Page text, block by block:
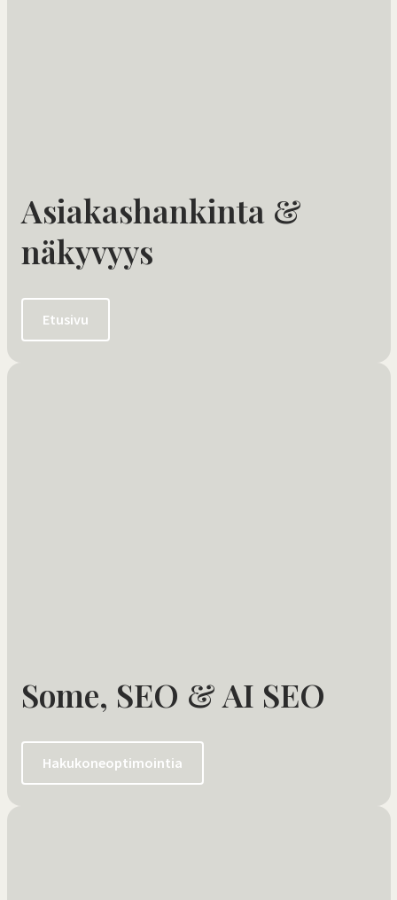
Asiakashankinta &
näkyvyys
Etusivu
Some, SEO & AI SEO
Hakukoneoptimointia